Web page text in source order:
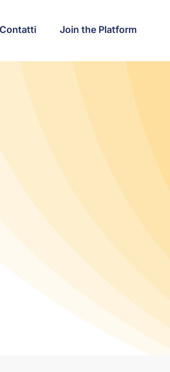
Contatti Join the Platform